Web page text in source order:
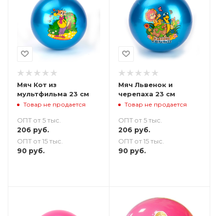
Мяч Кот из
мультфильма 23 см
Товар не продается
ОПТ от 5 тыс.
206 руб.
ОПТ от 15 тыс.
90 руб.
Мяч Львенок и
черепаха 23 см
Товар не продается
ОПТ от 5 тыс.
206 руб.
ОПТ от 15 тыс.
90руб.